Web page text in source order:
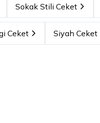
Sokak Stili Ceket
Ceket Siyah Ceket